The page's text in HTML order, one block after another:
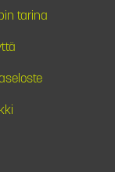
tarina